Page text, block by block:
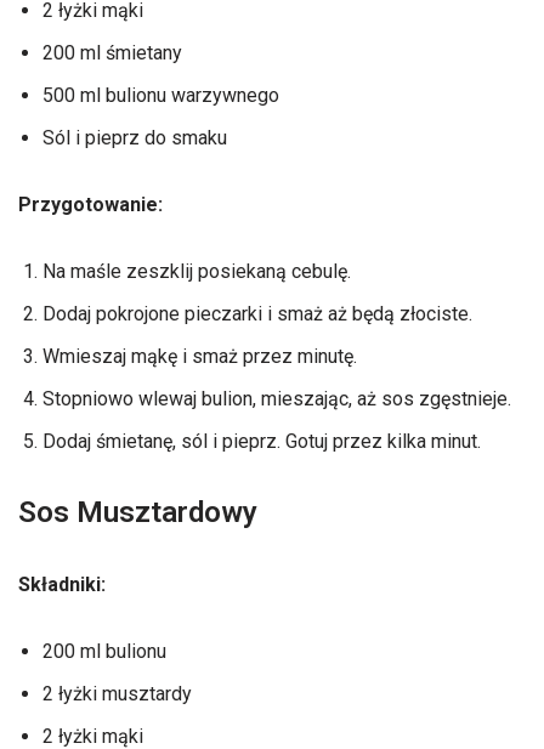
2 łyżki mąki
200 ml śmietany
500 ml bulionu warzywnego
Sól i pieprz do smaku
Przygotowanie:
Na maśle zeszklij posiekaną cebulę.
Dodaj pokrojone pieczarki i smaż aż będą złociste.
Wmieszaj mąkę i smaż przez minutę.
Stopniowo wlewaj bulion, mieszając, aż sos zgęstnieje.
Dodaj śmietanę, sól i pieprz. Gotuj przez kilka minut.
Sos Musztardowy
Składniki:
200 ml bulionu
2 łyżki musztardy
2 łyżki mąki